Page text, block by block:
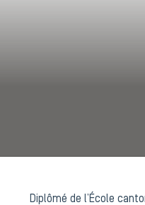
Diplômé de l’École